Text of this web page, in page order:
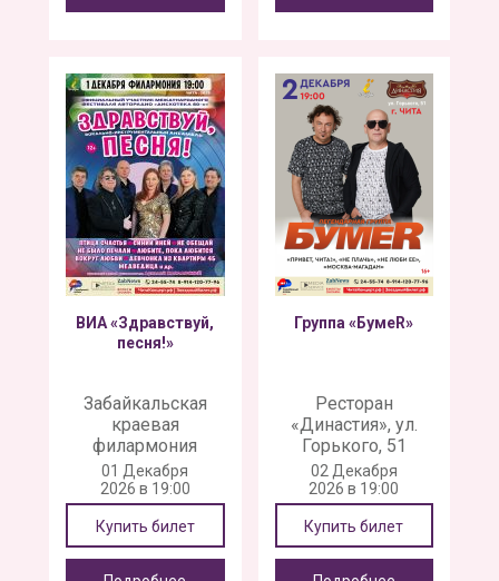
ВИА «Здравствуй,
песня!»
Забайкальская
краевая
филармония
01 Декабря
2026 в 19:00
Купить билет
Группа «БумеR»
Ресторан
«Династия», ул.
Горького, 51
02 Декабря
2026 в 19:00
Купить билет